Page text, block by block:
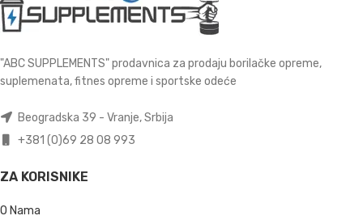
"ABC SUPPLEMENTS" prodavnica za prodaju borilačke opreme,
suplemenata, fitnes opreme i sportske odeće
Beogradska 39 - Vranje, Srbija
+381 (0)69 28 08 993
ZA KORISNIKE
O Nama